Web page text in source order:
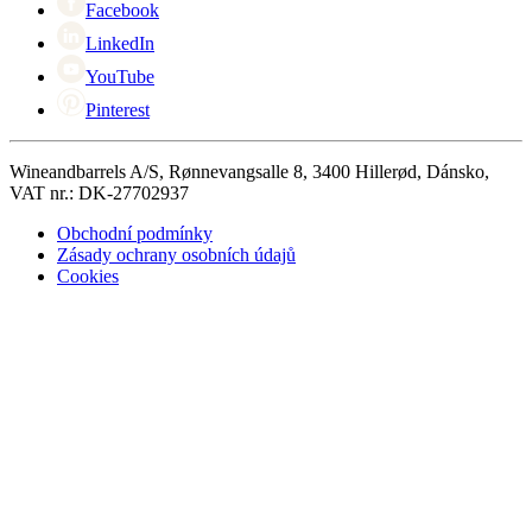
Facebook
LinkedIn
YouTube
Pinterest
Wineandbarrels A/S, Rønnevangsalle 8, 3400 Hillerød, Dánsko,
VAT nr.: DK-27702937
Obchodní podmínky
Zásady ochrany osobních údajů
Cookies